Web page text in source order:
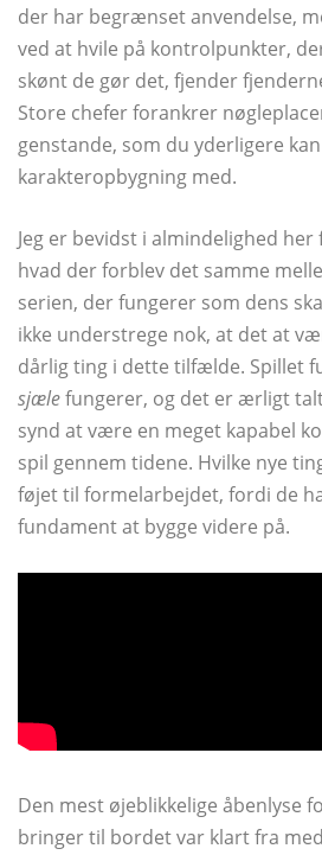
der har begrænset anvendelse,
ved at hvile på kontrolpunkter,
skønt de gør det, fjender
Store chefer forankrer
genstande, som du yderligere
karakteropbygning med.
Jeg er bevidst i almindelighed
hvad der forblev det samme
serien, der fungerer som dens
ikke understrege nok, at det at
dårlig ting i dette tilfælde. Spillet
sjælefungerer, og det er ærligt
synd at være en meget kapabel
spil gennem tidene. Hvilke nye
føjet til formelarbejdet, fordi de
fundament at bygge videre på.
Den mest øjeblikkelige åbenlyse
bringer til bordet var klart fra